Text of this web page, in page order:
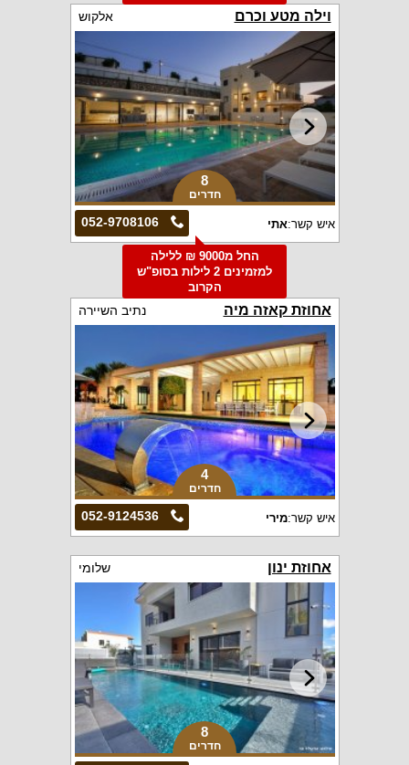
וילה מטע וכרם אלקוש
8
חדרים
052-9708106 איש קשר:אתי
החל מ9000 ₪ ללילה
למזמינים 2 לילות בסופ"ש
הקרוב
אחוזת קאזה מיה נתיב השיירה
4
חדרים
052-9124536 איש קשר:מירי
אחוזת ינון שלומי
8
חדרים